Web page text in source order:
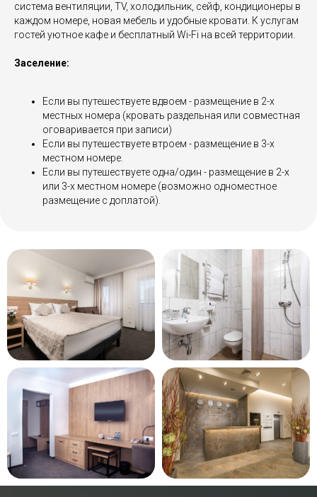
система вентиляции, TV, холодильник, сейф, кондиционеры в
каждом номере, новая мебель и удобные кровати. К услугам
гостей уютное кафе и бесплатный Wi-Fi на всей территории.
Заселение:
Если вы путешествуете вдвоем - размещение в 2-х
местных номера (кровать раздельная или совместная
оговаривается при записи)
Если вы путешествуете втроем - размещение в 3-х
местном номере.
Если вы путешествуете одна/один - размещение в 2-х
или 3-х местном номере (возможно одноместное
размещение с доплатой).